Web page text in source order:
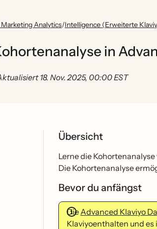
Analytics/Intelligence (Erweiterte
in
18. Nov. 2025, 00:00 EST
Übersicht
Lerne die
Die Kohortenanalyse
Bevor du anfängst
DieAdvanced Klaviyo
Klaviyoenthalten und